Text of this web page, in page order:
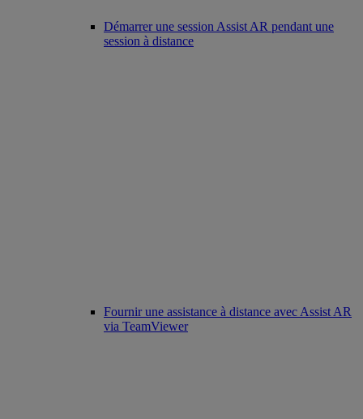
Démarrer une session Assist AR pendant une
session à distance
Fournir une assistance à distance avec Assist AR
via TeamViewer